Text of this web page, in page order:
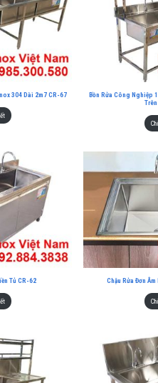
304 Dài 2m7 CR-67
Bồn Rửa Công Nghiệp
Tủ CR-62 Chậu Rửa Đơn